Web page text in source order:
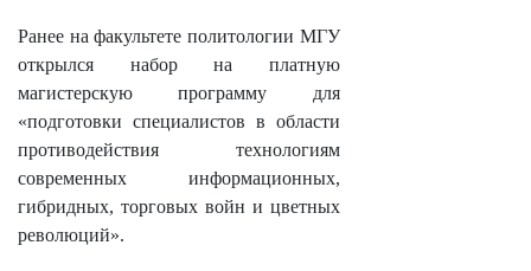
Ранее на факультете политологии МГУ
открылся набор на платную
магистерскую программу для
«подготовки специалистов в области
противодействия технологиям
современных информационных,
гибридных, торговых войн и цветных
революций».